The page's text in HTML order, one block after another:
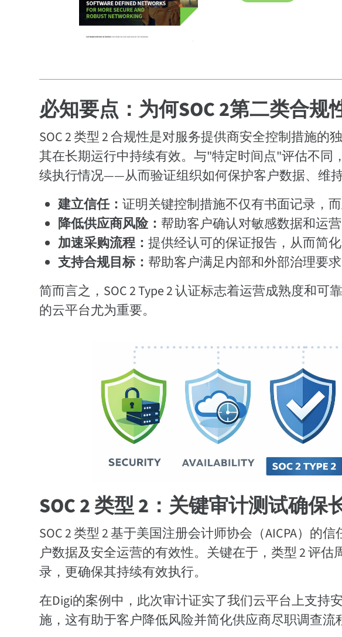
必知要点：为何SOC 2第二类合规
SOC 2 类型 2 合规性是对服务提供商安全控制措施
其在长期运行中持续有效。与"特定时间点"评估不同
续执行情况——从而验证组织如何保护客户数据、维
建立信任：证明关键控制措施不仅有书面记录，而
降低供应商风险：帮助客户确认对敏感数据和运
加速采购流程：提供经认可的保证报告，从而简化
支持合规目标：帮助客户满足内部和外部治理要求
简而言之，SOC 2 Type 2 认证标志着运营成熟度和
的云平台尤为重要。
SOC 2 类型 2：关键审计测试确保
SOC 2 类型 2 基于美国注册会计师协会（AICPA）的
户数据及安全运营的有效性。关键在于，类型 2 评
录，更确保其持续有效执行。
在Digi的案例中，此次审计证实了我们云平台上支持
施，这有助于客户降低风险并简化供应商尽职调查流